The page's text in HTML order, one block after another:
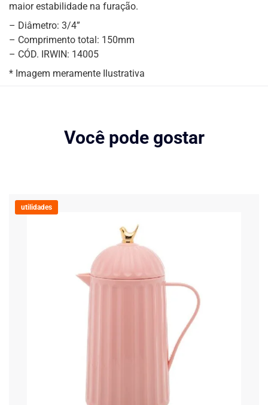
maior estabilidade na furação.
– Diâmetro: 3/4”
– Comprimento total: 150mm
– CÓD. IRWIN: 14005
* Imagem meramente Ilustrativa
Você pode gostar
utilidades